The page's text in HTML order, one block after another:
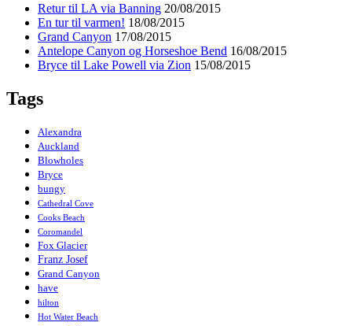
Retur til LA via Banning 20/08/2015
En tur til varmen! 18/08/2015
Grand Canyon 17/08/2015
Antelope Canyon og Horseshoe Bend 16/08/2015
Bryce til Lake Powell via Zion 15/08/2015
Tags
Alexandra
Auckland
Blowholes
Bryce
bungy
Cathedral Cove
Cooks Beach
Coromandel
Fox Glacier
Franz Josef
Grand Canyon
have
hilton
Hot Water Beach